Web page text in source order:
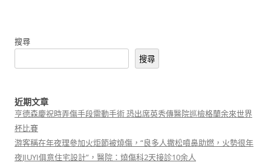
搜尋
搜尋
近期文章
亨德森慶祝時弄傷手段需動手術 恐出席英秀傳醫院巡檢格蘭余來世界
杯比賽
游客稱在年夜理參加火炬節被燒傷，“良多人撒松噴鼻助燃，火勢很年
夜JIUYI俱意住宅設計”，醫院：燒傷科2天接診10余人